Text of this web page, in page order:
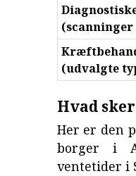
(scanninger
(udvalgte
Hvad
Her er den
borger i
ventetider i